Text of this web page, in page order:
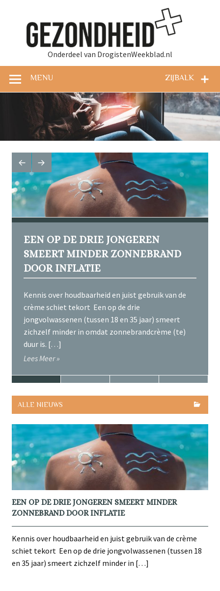
Onderdeel van DrogistenWeekblad.nl
ZIJBALK
MENU
EEN OP DE DRIE JONGEREN
SMEERT MINDER ZONNEBRAND
DOOR INFLATIE
Kennis over houdbaarheid en juist gebruik van de
crème schiet tekort Een op de drie
jongvolwassenen (tussen 18 en 35 jaar) smeert
zichzelf minder in omdat zonnebrandcrème (te)
duur is. […]
Lees Meer »
ALLE NIEUWS
EEN OP DE DRIE JONGEREN SMEERT MINDER
ZONNEBRAND DOOR INFLATIE
Kennis over houdbaarheid en juist gebruik van de crème
schiet tekort Een op de drie jongvolwassenen (tussen 18
en 35 jaar) smeert zichzelf minder in […]